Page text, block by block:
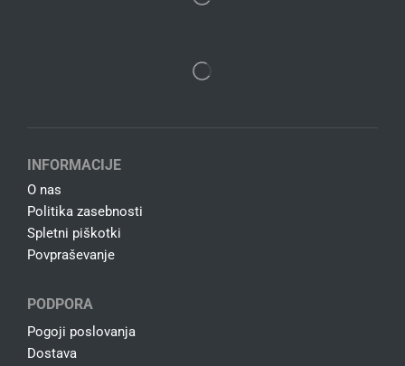
INFORMACIJE
O nas
Politika zasebnosti
Spletni piškotki
Povpraševanje
PODPORA
Pogoji poslovanja
Dostava